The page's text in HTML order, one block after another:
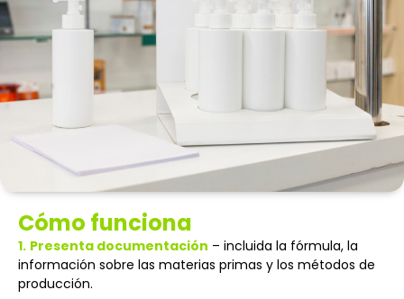
Cómo funciona
1. Presenta documentación – incluida la fórmula, la
información sobre las materias primas y los métodos de
producción.